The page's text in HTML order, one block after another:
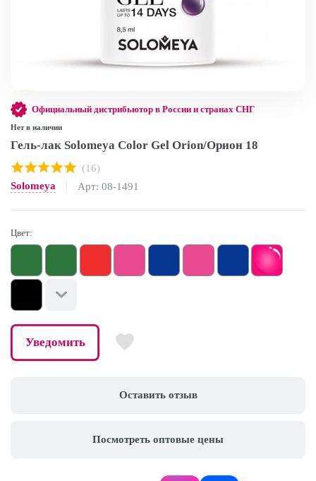
Оставить отзыв
Посмотреть оптовые цены
Официальный дистрибьютор в России и странах СНГ
Нет в наличии
Гель-лак Solomeya Color Gel Orion/Орион 18
(16)
Solomeya
Арт: 08-1491
Уведомить
Цвет: